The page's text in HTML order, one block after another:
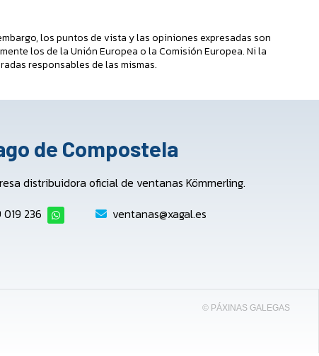
los puntos de vista y las opiniones expresadas son
los de la Unión Europea o la Comisión Europea. Ni la
responsables de las mismas.
de Compostela
distribuidora oficial de ventanas Kömmerling.
019 236 ventanas@xagal.es
© PÁXINAS GALEGAS